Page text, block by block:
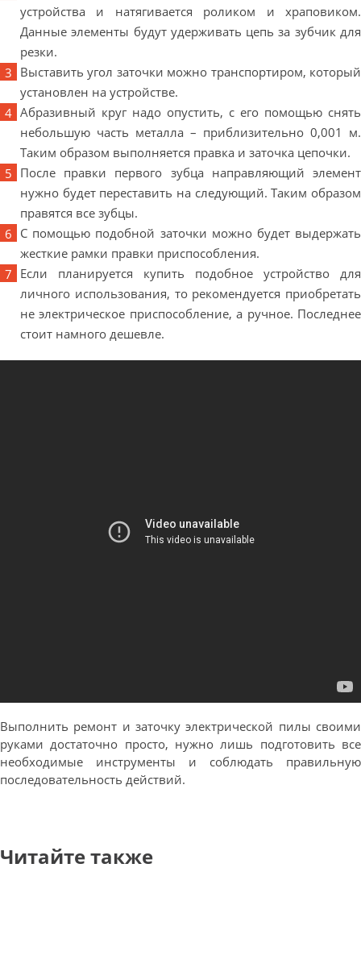
устройства и натягивается роликом и храповиком.
Данные элементы будут удерживать цепь за зубчик для
резки.
Выставить угол заточки можно транспортиром, который
установлен на устройстве.
Абразивный круг надо опустить, с его помощью снять
небольшую часть металла – приблизительно 0,001 м.
Таким образом выполняется правка и заточка цепочки.
После правки первого зубца направляющий элемент
нужно будет переставить на следующий. Таким образом
правятся все зубцы.
С помощью подобной заточки можно будет выдержать
жесткие рамки правки приспособления.
Если планируется купить подобное устройство для
личного использования, то рекомендуется приобретать
не электрическое приспособление, а ручное. Последнее
стоит намного дешевле.
Выполнить ремонт и заточку электрической пилы своими
руками достаточно просто, нужно лишь подготовить все
необходимые инструменты и соблюдать правильную
последовательность действий.
Читайте также